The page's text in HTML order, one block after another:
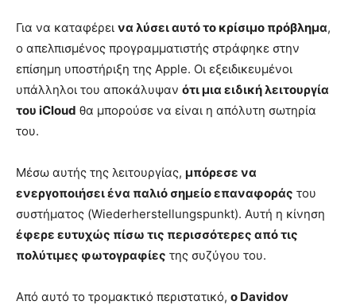
Για να καταφέρει να λύσει αυτό το κρίσιμο πρόβλημα,
ο απελπισμένος προγραμματιστής στράφηκε στην
επίσημη υποστήριξη της Apple. Οι εξειδικευμένοι
υπάλληλοι του αποκάλυψαν ότι μια ειδική λειτουργία
του iCloud θα μπορούσε να είναι η απόλυτη σωτηρία
του.
Μέσω αυτής της λειτουργίας, μπόρεσε να
ενεργοποιήσει ένα παλιό σημείο επαναφοράς του
συστήματος (Wiederherstellungspunkt). Αυτή η κίνηση
έφερε ευτυχώς πίσω τις περισσότερες από τις
πολύτιμες φωτογραφίες της συζύγου του.
Από αυτό το τρομακτικό περιστατικό, ο Davidov